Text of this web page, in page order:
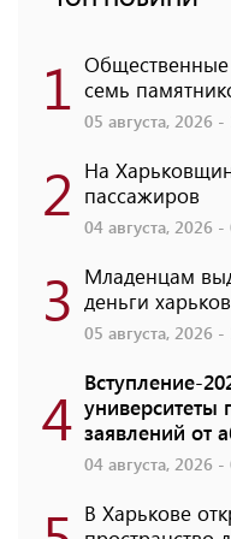
1 Общественные
семь
05 августа, 2026 -
2 На
пассажиров
04 августа, 2026 -
3 Младенцам
деньги
05 августа, 2026 -
4 Вступление-
университеты
заявлений от
04 августа, 2026 -
В Харькове